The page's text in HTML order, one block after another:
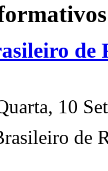
de
10
de